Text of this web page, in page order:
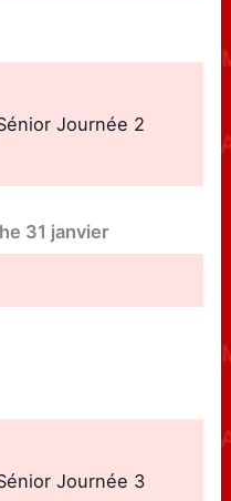
Journée 2
31 janvier
Journée 3